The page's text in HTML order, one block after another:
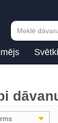
Svētki